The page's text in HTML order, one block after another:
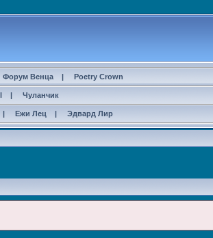
Форум Венца | Poetry Crown
| Чуланчик
| Ежи Лец | Эдвард Лир